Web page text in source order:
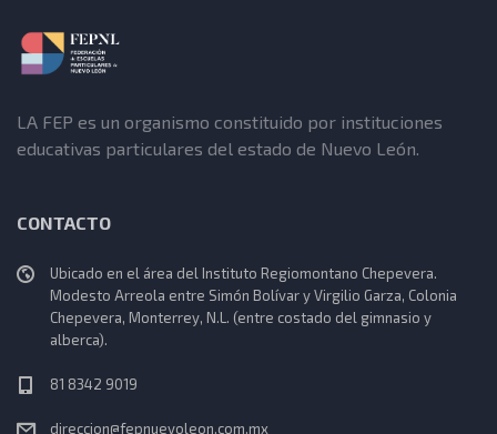
LA FEP es un organismo constituido por instituciones
educativas particulares del estado de Nuevo León.
CONTACTO
Ubicado en el área del Instituto Regiomontano Chepevera.
Modesto Arreola entre Simón Bolívar y Virgilio Garza, Colonia
Chepevera, Monterrey, N.L. (entre costado del gimnasio y
alberca).
81 8342 9019
direccion@fepnuevoleon.com.mx